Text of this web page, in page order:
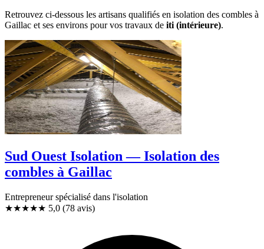
Retrouvez ci-dessous les artisans qualifiés en isolation des combles à
Gaillac et ses environs pour vos travaux de iti (intérieure).
Sud Ouest Isolation — Isolation des
combles à Gaillac
Entrepreneur spécialisé dans l'isolation
★★★★★ 5,0 (78 avis)